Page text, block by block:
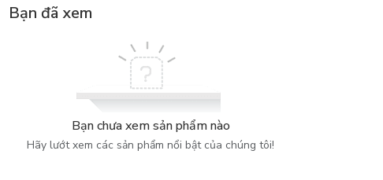
Bạn đã xem
Bạn chưa xem sản phẩm nào
Hãy lướt xem các sản phẩm nổi bật của chúng tôi!